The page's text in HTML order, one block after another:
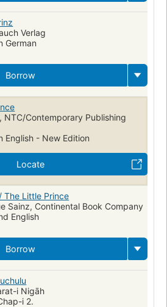
Verlag
German
Borrow
NTC/Contemporary Publishing
English - New Edition
Locate
The Little Prince
Sainz, Continental Book Company
English
Borrow
i Nigāh
i 2.